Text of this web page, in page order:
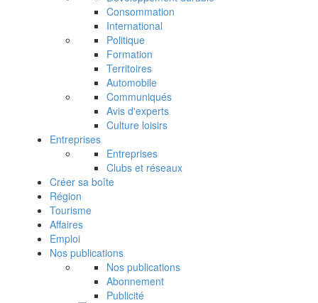
Consommation
International
Politique
Formation
Territoires
Automobile
Communiqués
Avis d'experts
Culture loisirs
Entreprises
Entreprises
Clubs et réseaux
Créer sa boîte
Région
Tourisme
Affaires
Emploi
Nos publications
Nos publications
Abonnement
Publicité